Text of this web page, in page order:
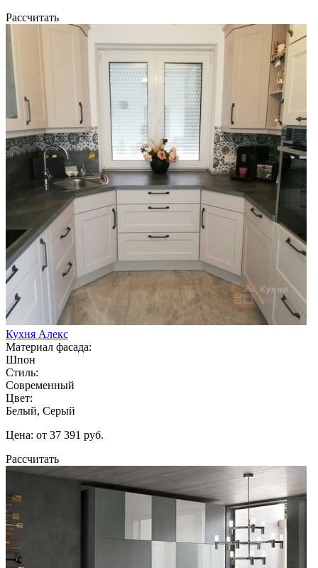
Рассчитать
Кухня Алекс
Материал фасада:
Шпон
Стиль:
Современный
Цвет:
Белый, Серый
Цена: от 37 391 руб.
Рассчитать